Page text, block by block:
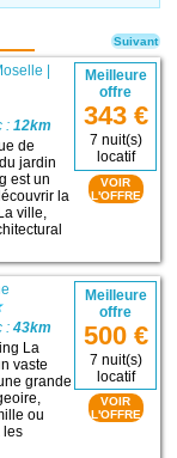
|
:12km
de
jardin
est un
la
ville,
Meilleure
offre
343 €
7 nuit(s)
locatif
VOIR
L'OFFRE
:43km
La
vaste
grande
ou
les
Meilleure
offre
500 €
7 nuit(s)
locatif
VOIR
L'OFFRE
Suivant